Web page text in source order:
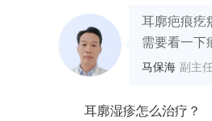
耳廓疤痕疙
需要看一下
马保海 副主
耳廓湿疹怎么治疗？